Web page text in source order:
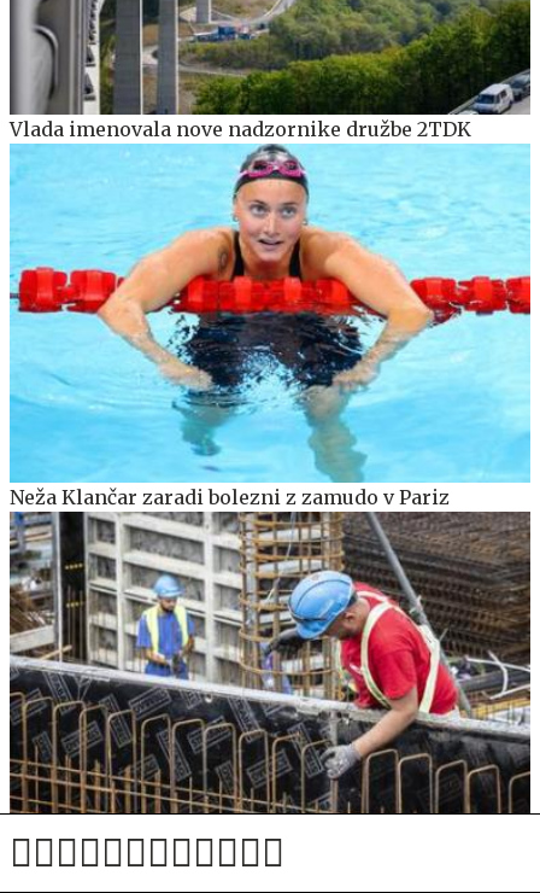
Vlada imenovala nove nadzornike družbe 2TDK
Neža Klančar zaradi bolezni z zamudo v Pariz
Pomanjkanje delavcev: kdo bo do konca desetletja